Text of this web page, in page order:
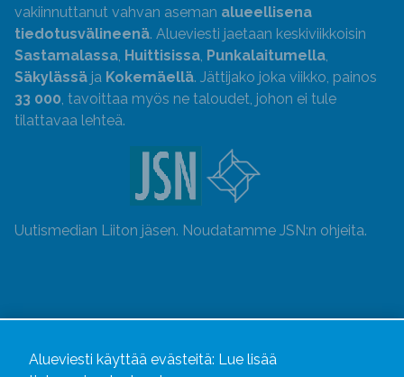
vakiinnuttanut vahvan aseman alueellisena
tiedotusvälineenä. Alueviesti jaetaan keskiviikkoisin
Sastamalassa, Huittisissa, Punkalaitumella,
Säkylässä ja Kokemäellä. Jättijako joka viikko, painos
33 000, tavoittaa myös ne taloudet, johon ei tule
tilattavaa lehteä.
Uutismedian Liiton jäsen. Noudatamme JSN:n ohjeita.
Alueviesti käyttää evästeitä: Lue lisää